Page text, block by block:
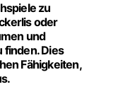
zu
oder
und
finden. Dies
Fähigkeiten,